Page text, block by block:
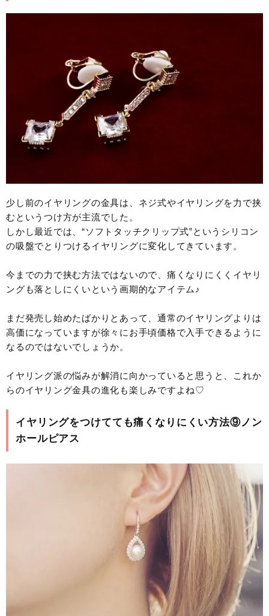
少し前のイヤリングの金具は、ネジ式やイヤリングを力で挟
むというつけ方が主流でした。
しかし最近では、“ソフトタッチクリップ式”というシリコン
の吸盤でとりつけるイヤリングに変化してきています。
今までの力で挟む方法ではないので、痛くなりにくくイヤリ
ングも落としにくいという画期的なアイテム♪
まだ発売し始めたばかりとあって、通常のイヤリングよりは
高価になっていますが徐々にお手頃価格で入手できるように
なるのではないでしょうか。
イヤリング派の悩みが解消に向かっていると思うと、これか
らのイヤリング金具の進化も楽しみですよね♡
イヤリングをつけてても痛くなりにくい方法⑨ノン
ホールピアス